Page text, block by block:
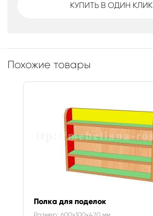
КУПИТЬ В ОДИН КЛИК
Похожие товары
Полка для поделок